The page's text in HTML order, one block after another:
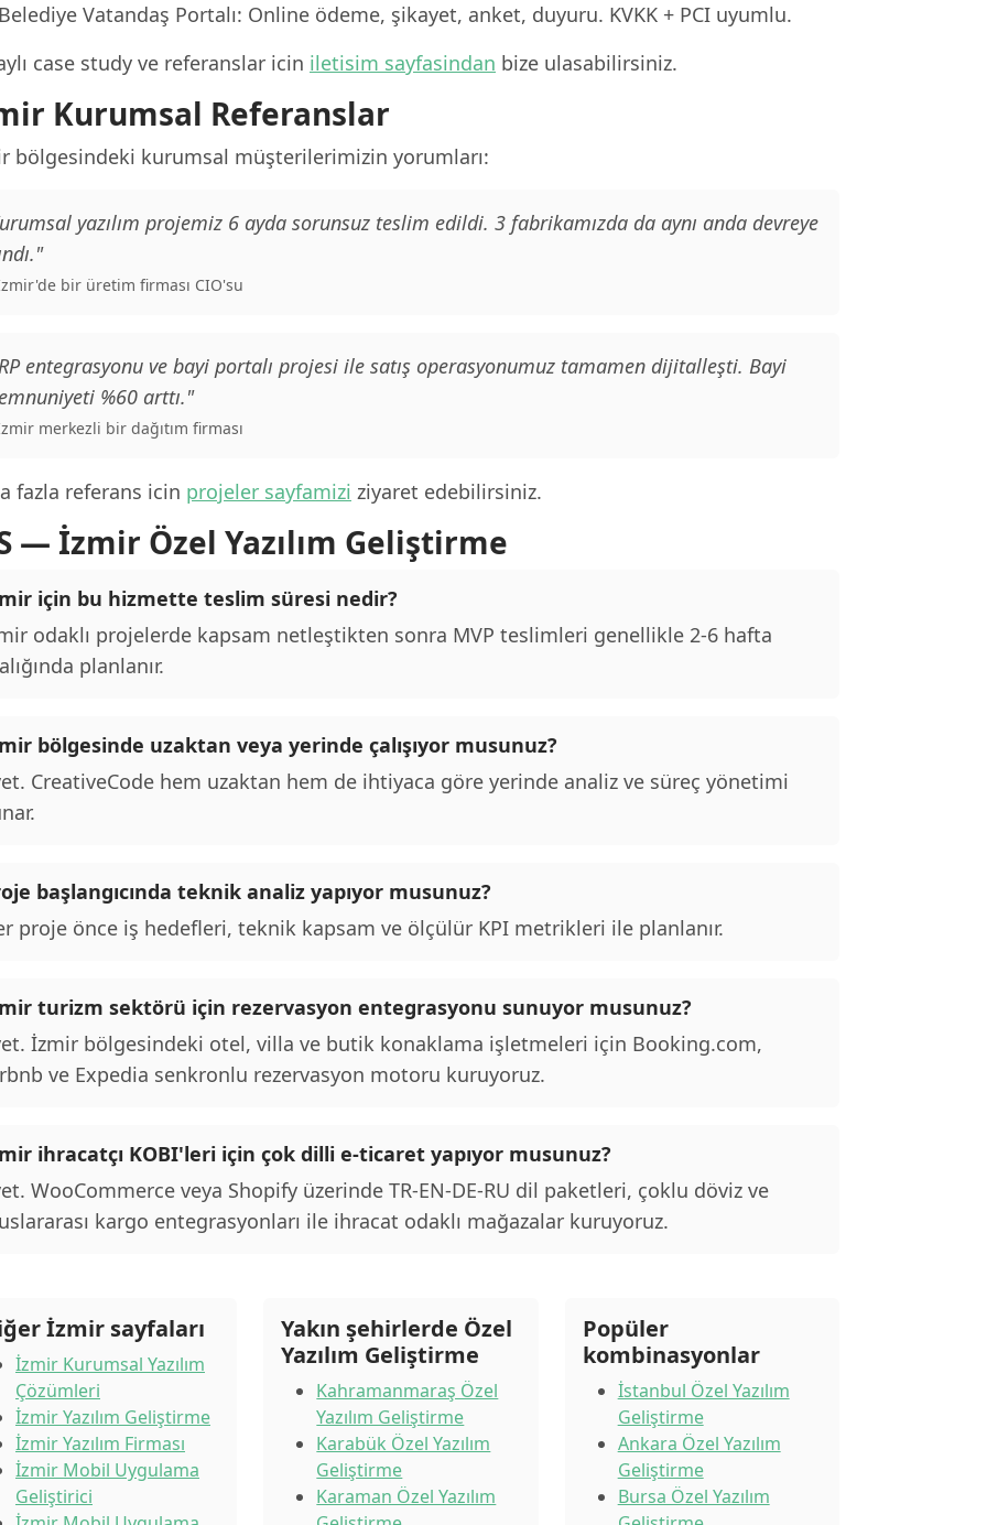
Belediye Vatandaş Portalı: Online ödeme, şikayet, anket, duyuru. KVKK + PCI uyumlu.
case study ve referanslar icin iletisim sayfasindan bize ulasabilirsiniz.
Kurumsal Referanslar
bölgesindeki kurumsal müşterilerimizin yorumları:
yazılım projemiz 6 ayda sorunsuz teslim edildi. 3 fabrikamızda da aynı anda devreye
bir üretim firması CIO'su
entegrasyonu ve bayi portalı projesi ile satış operasyonumuz tamamen dijitalleşti. Bayi
%60 arttı."
merkezli bir dağıtım firması
fazla referans icin projeler sayfamizi ziyaret edebilirsiniz.
— İzmir Özel Yazılım Geliştirme
için bu hizmette teslim süresi nedir?
odaklı projelerde kapsam netleştikten sonra MVP teslimleri genellikle 2-6 hafta
planlanır.
bölgesinde uzaktan veya yerinde çalışıyor musunuz?
CreativeCode hem uzaktan hem de ihtiyaca göre yerinde analiz ve süreç yönetimi
başlangıcında teknik analiz yapıyor musunuz?
proje önce iş hedefleri, teknik kapsam ve ölçülür KPI metrikleri ile planlanır.
turizm sektörü için rezervasyon entegrasyonu sunuyor musunuz?
İzmir bölgesindeki otel, villa ve butik konaklama işletmeleri için Booking.com,
ve Expedia senkronlu rezervasyon motoru kuruyoruz.
ihracatçı KOBI'leri için çok dilli e-ticaret yapıyor musunuz?
WooCommerce veya Shopify üzerinde TR-EN-DE-RU dil paketleri, çoklu döviz ve
kargo entegrasyonları ile ihracat odaklı mağazalar kuruyoruz.
İzmir sayfaları
İzmir Kurumsal Yazılım
Çözümleri
İzmir Yazılım Geliştirme
İzmir Yazılım Firması
İzmir Mobil Uygulama
Geliştirici
Yakın şehirlerde Özel
Yazılım Geliştirme
Kahramanmaraş Özel
Yazılım Geliştirme
Karabük Özel Yazılım
Geliştirme
Karaman Özel Yazılım
Popüler
kombinasyonlar
İstanbul Özel Yazılım
Geliştirme
Ankara Özel Yazılım
Geliştirme
Bursa Özel Yazılım